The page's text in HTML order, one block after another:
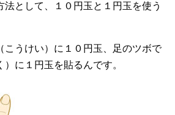
法として、１０円玉と１円玉を使う
こうけい）に１０円玉、足のツボで
に１円玉を貼るんです。